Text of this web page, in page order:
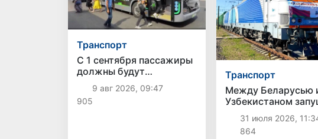
Транспорт
С 1 сентября пассажиры
должны будут
оплачивать проезд сразу
при посадке в автобус
9 авг 2026, 09:47
905
Транспорт
Между Беларусью
Узбекистаном
первый прямой
поезд31 июля 2026,
864